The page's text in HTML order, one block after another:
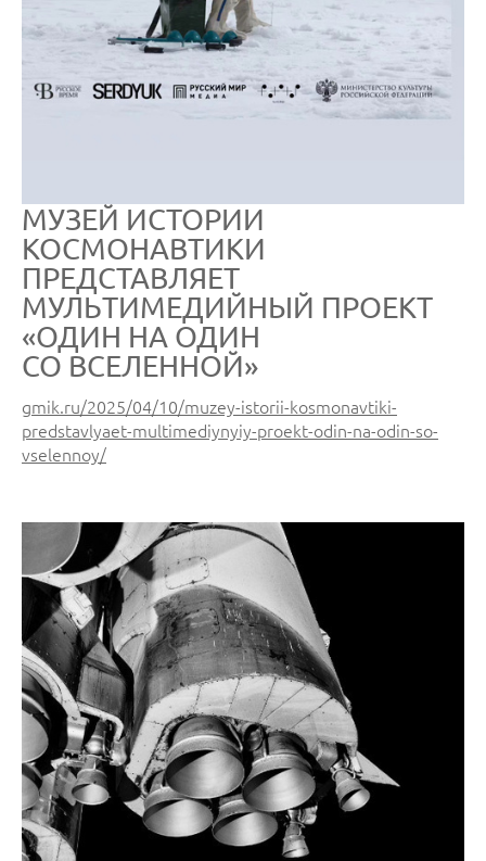
МУЗЕЙ ИСТОРИИ
КОСМОНАВТИКИ
ПРЕДСТАВЛЯЕТ
МУЛЬТИМЕДИЙНЫЙ ПРОЕКТ
«ОДИН НА ОДИН
СО ВСЕЛЕННОЙ»
gmik.ru/2025/04/10/muzey-istorii-kosmonavtiki-
predstavlyaet-multimediynyiy-proekt-odin-na-odin-so-
vselennoy/